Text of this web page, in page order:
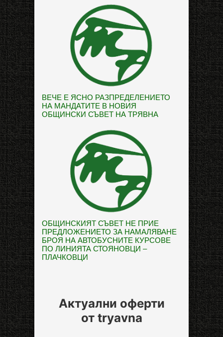
ВЕЧЕ Е ЯСНО РАЗПРЕДЕЛЕНИЕТО
НА МАНДАТИТЕ В НОВИЯ
ОБЩИНСКИ СЪВЕТ НА ТРЯВНА
ОБЩИНСКИЯТ СЪВЕТ НЕ ПРИЕ
ПРЕДЛОЖЕНИЕТО ЗА НАМАЛЯВАНЕ
БРОЯ НА АВТОБУСНИТЕ КУРСОВЕ
ПО ЛИНИЯТА СТОЯНОВЦИ –
ПЛАЧКОВЦИ
Актуални оферти
от tryavna